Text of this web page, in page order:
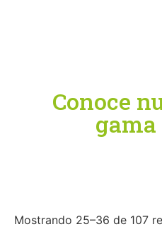
Conoce
Mostrando 25–36 de 107